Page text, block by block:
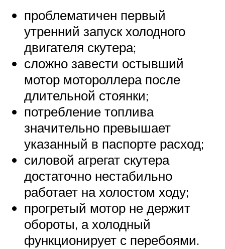
проблематичен первый
утренний запуск холодного
двигателя скутера;
сложно завести остывший
мотор мотороллера после
длительной стоянки;
потребление топлива
значительно превышает
указанный в паспорте расход;
силовой агрегат скутера
достаточно нестабильно
работает на холостом ходу;
прогретый мотор не держит
обороты, а холодный
функционирует с перебоями.